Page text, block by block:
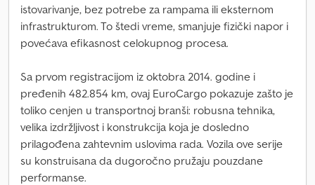
istovarivanje, bez potrebe za rampama ili eksternom
infrastrukturom. To štedi vreme, smanjuje fizički napor i
povećava efikasnost celokupnog procesa.
Sa prvom registracijom iz oktobra 2014. godine i
pređenih 482.854 km, ovaj EuroCargo pokazuje zašto je
toliko cenjen u transportnoj branši: robusna tehnika,
velika izdržljivost i konstrukcija koja je dosledno
prilagođena zahtevnim uslovima rada. Vozila ove serije
su konstruisana da dugoročno pružaju pouzdane
performanse.